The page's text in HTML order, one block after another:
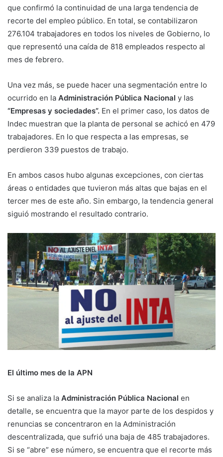
que confirmó la continuidad de una larga tendencia de
recorte del empleo público. En total, se contabilizaron
276.104 trabajadores en todos los niveles de Gobierno, lo
que representó una caída de 818 empleados respecto al
mes de febrero.
Una vez más, se puede hacer una segmentación entre lo
ocurrido en la Administración Pública Nacional y las
“Empresas y sociedades”. En el primer caso, los datos de
Indec muestran que la planta de personal se achicó en 479
trabajadores. En lo que respecta a las empresas, se
perdieron 339 puestos de trabajo.
En ambos casos hubo algunas excepciones, con ciertas
áreas o entidades que tuvieron más altas que bajas en el
tercer mes de este año. Sin embargo, la tendencia general
siguió mostrando el resultado contrario.
El último mes de la APN
Si se analiza la Administración Pública Nacional en
detalle, se encuentra que la mayor parte de los despidos y
renuncias se concentraron en la Administración
descentralizada, que sufrió una baja de 485 trabajadores.
Si se “abre” ese número, se encuentra que el recorte más